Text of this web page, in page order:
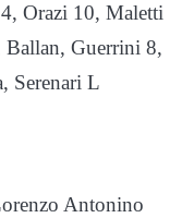
Orazi 10, Maletti
Guerrini 8,
Serenari L
Antonino